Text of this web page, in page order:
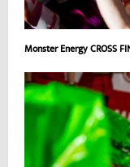
Monster Energy CROSS